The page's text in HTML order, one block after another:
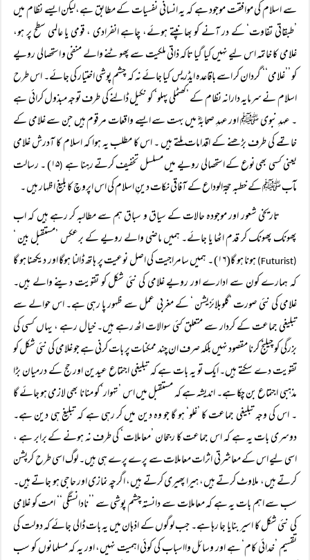
سے اسلام کی موافقت موجود ہے کہ یہ انسانی نفسیات کے مطابق ہے،لیکن ایسے نظام میں
’طبقاتی تفاوت‘ کے در آنے کو بھانپتے ہوئے، چاہے انفرادی ، قومی یا عالمی سطح پر ہو،
غلامی کا خاتمہ اس لیے نہیں کیا گیا تاکہ ذاتی ملکیت سے پھوٹنے والے منفی و استحصالی رویے
کو ’’غلامی‘‘ گردان کر اسے باقاعدہ ایڈریس کیا جائے نہ کہ چشم پوشی اختیار کی جائے۔ اس طرح
اسلام نے سرمایہ دارانہ نظام کے ’کھٹملی پہلو‘ کو نکیل ڈالنے کی طرف توجہ مبذول کرائی ہے
۔ عہدِ نبوی ﷺ اور عہدِ صحابہؓ میں بہت سے ایسے واقعات مرقوم ہیں جن سے غلامی کے
خاتمے کی طرف بڑھنے کے اقدامات ملتے ہیں ۔ اس کا مطلب یہ ہوا کہ اسلام کا آدرش غلامی
یعنی کسی بھی نوع کے استحصالی رویے میں مسلسل تخفیف کرتے رہنا ہے (
۱۵) ۔ رسالت
مآب ﷺ کے خطبہ حجۃالوداع کے آفاقی نکات دینِ اسلام کی اس اپروچ کا بلیغ اظہار ہیں ۔
تاریخی شعور اور موجودہ حالات کے سیاق و سباق ہم سے مطالبہ کر رہے ہیں کہ اب
پھونک پھونک کر قدم اٹھا یا جائے۔ ہمیں ماضی والے رویے کے برعکس ’مستقبل بین ‘
(Futurist)
ہونا ہو گا(۱۶) ۔ ہمیں سامراجیت کی اصل نوعیت پر ہاتھ ڈالنا ہوگا اور دیکھنا ہو گا
کہ ہمارے کون سے ادارے اور رویے غلامی کی نئی شکل کو تقویت دینے والے ہیں۔
غلامی کی نئی صورت ’گلوبلائزیشن ‘ کے مغربی عمل سے ظہور پا رہی ہے۔ اس حوالے سے
تبلیغی جماعت کے کردار سے متعلق کئی سوالات اٹھ رہے ہیں۔ خیال رہے ، یہاں کسی کی
بزرگی کو چیلنج کرنا مقصود نہیں بلکہ صرف ان چند ممکنات پر بات کرنی ہے جو غلامی کی نئی شکل کو
تقویت دے سکتے ہیں۔ ایک تو یہ بات ہے کہ تبلیغی اجتماع عیدین اور حج کے درمیان بڑا
مذہبی اجتماع بن چکا ہے۔ اندیشہ ہے کہ مستقبل میں اس ’تہوار‘ کو منانا بھی لازمی ہو جائے گا
۔ اس کی وجہ تبلیغی جماعت کا ’غلو‘ ہو گا جو وہ دین میں کر رہی ہے کہ تبلیغ ہی دین ہے۔
دوسری بات یہ ہے کہ اس جماعت کا رجحان ’معاملات‘ کی طرف نہ ہونے کے برابر ہے ،
اسی لیے اس کے معاشرتی اثرات معاملات سے پرے پرے ہی ہیں۔ لوگ اسی طرح کرپشن
کرتے ہیں، ملاوٹ کرتے ہیں، ہیرا پھیری کرتے ہیں، اگرچہ نمازی اور حاجی ہو جاتے ہیں۔
سب سے اہم بات یہ ہے کہ معاملات سے دانستہ چشم پوشی سے ’’نادانستگی‘‘ امت کو غلامی
کی نئی شکل کا اسیر بنایا جا رہا ہے۔ جب لوگوں کے اذہان میں یہ بات ڈالی جائے کہ دولت کی
تقسیم ’خدائی کام‘ ہے اور وسائل وااسباب کی کوئی اہمیت نہیں، اور یہ کہ مسلمانوں کو سب